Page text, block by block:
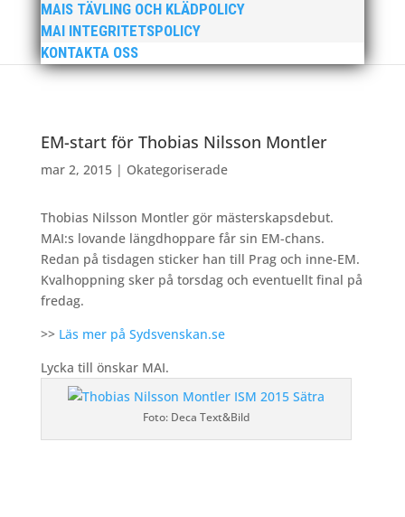
MAIS TÄVLING OCH KLÄDPOLICY
MAI INTEGRITETSPOLICY
KONTAKTA OSS
EM-start för Thobias Nilsson Montler
mar 2, 2015| Okategoriserade
Thobias Nilsson Montler gör mästerskapsdebut.
MAI:s lovande längdhoppare får sin EM-chans.
Redan på tisdagen sticker han till Prag och inne-EM.
Kvalhoppning sker på torsdag och eventuellt final på
fredag.
>> Läs mer på Sydsvenskan.se
Lycka till önskar MAI.
Foto: Deca Text&Bild